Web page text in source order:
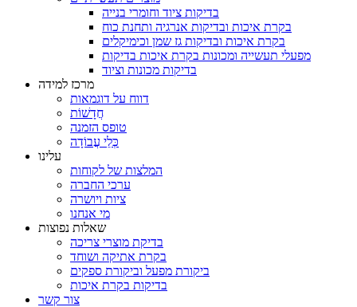
בדיקות ציוד וחומרי בנייה
בקרת איכות ובדיקות אנרגיה ותחנת כוח
בקרת איכות ובדיקות גז שמן וכימיקלים
מפעלי תעשייה ומכונות בקרת איכות בדיקות
בדיקות מכונות וציוד
מרכז למידה
דווח על דוגמאות
חֲדָשׁוֹת
טופס הזמנה
כְּלֵי עֲבוֹדָה
עלינו
המלצות של לקוחות
ערכי החברה
ציות ויושרה
מי אנחנו
שאלות נפוצות
בדיקת מוצרי צריכה
בקרת אתיקה ושוחד
ביקורת מפעל וביקורת ספקים
בדיקות בקרת איכות
צור קשר